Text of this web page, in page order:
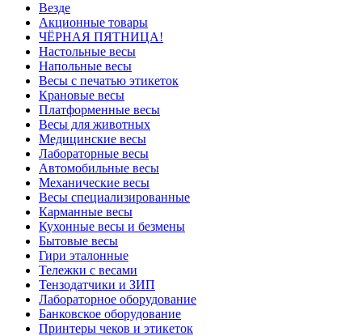
Везде
Акционные товары
ЧЁРНАЯ ПЯТНИЦА!
Настольные весы
Напольные весы
Весы с печатью этикеток
Крановые весы
Платформенные весы
Весы для животных
Медицинские весы
Лабораторные весы
Автомобильные весы
Механические весы
Весы специализированные
Карманные весы
Кухонные весы и безмены
Бытовые весы
Гири эталонные
Тележки с весами
Тензодатчики и ЗИП
Лабораторное оборудование
Банковское оборудование
Принтеры чеков и этикеток